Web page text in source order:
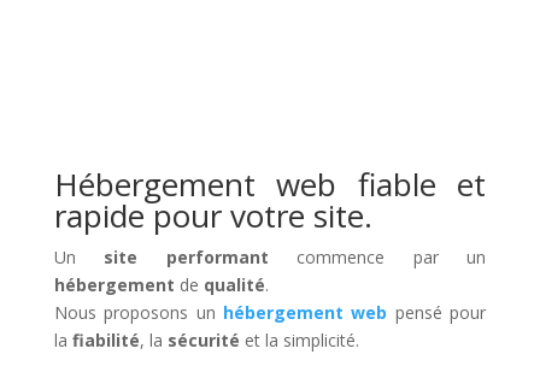
Hébergement web fiable et
rapide pour votre site.
Un site performant commence par un
hébergement de qualité.
Nous proposons un hébergement web pensé pour
la fiabilité, la sécurité et la simplicité.